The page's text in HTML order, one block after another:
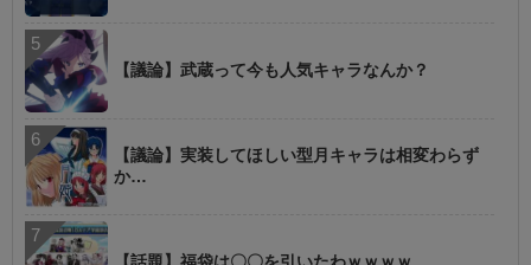
【議論】武蔵って今も人気キャラなんか？
【議論】実装してほしい型月キャラは相変わらず
か…